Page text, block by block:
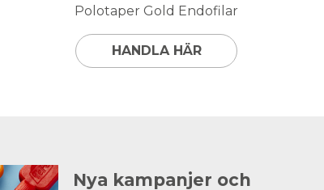
Polotaper Gold Endofilar
HANDLA HÄR
Nya kampanjer och